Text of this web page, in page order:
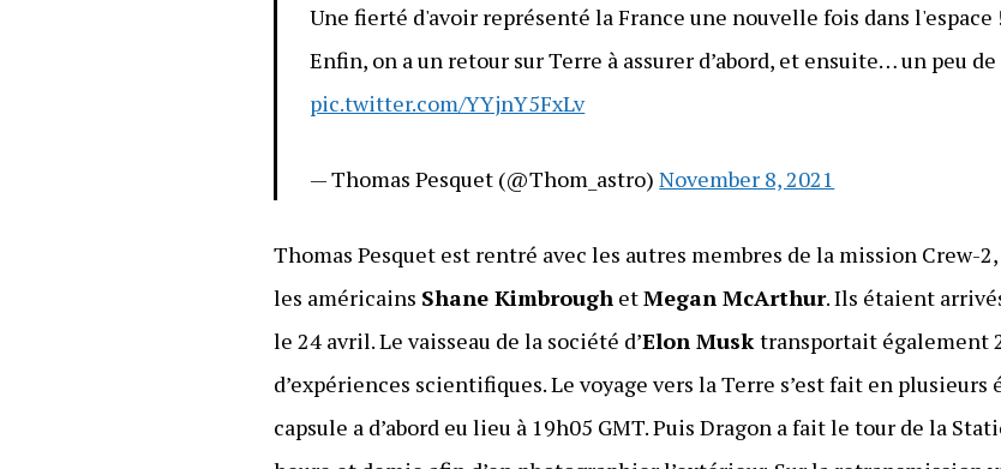
Une fierté d'avoir représenté la France une nouvelle fois dans l'espace
Enfin, on a un retour sur Terre à assurer d’abord, et ensuite… un peu de
pic.twitter.com/YYjnY5FxLv
— Thomas Pesquet (@Thom_astro)November 8, 2021
Thomas Pesquet est rentré avec les autres membres de la mission Crew-
les américains Shane Kimbrough etMegan McArthur. Ils étaient
le 24 avril. Le vaisseau de la société d’Elon Musktransportait également
d’expériences scientifiques. Le voyage vers la Terre s’est fait en plusieurs
capsule a d’abord eu lieu à 19h05 GMT. Puis Dragon a fait le tour de la